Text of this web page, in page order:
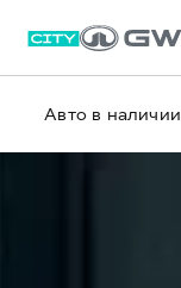
Авто в наличии